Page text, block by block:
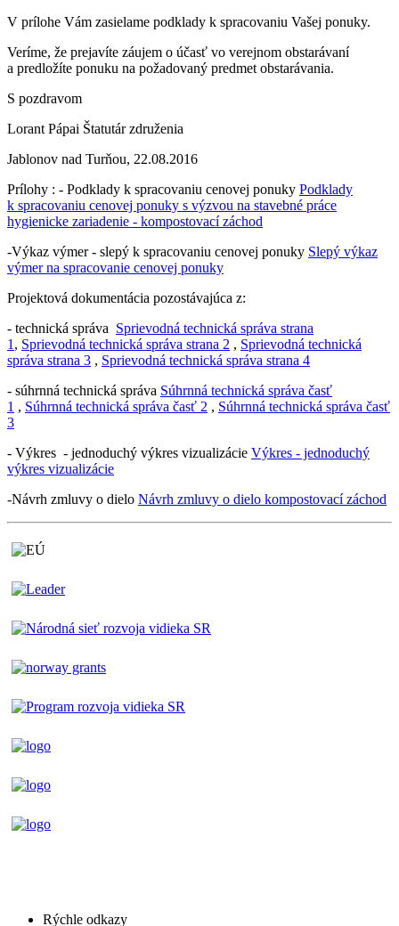
V prílohe Vám zasielame podklady k spracovaniu Vašej ponuky.
Veríme, že prejavíte záujem o účasť vo verejnom obstarávaní
a predložíte ponuku na požadovaný predmet obstarávania.
S pozdravom
Lorant Pápai Štatutár združenia
Jablonov nad Turňou, 22.08.2016
Prílohy : - Podklady k spracovaniu cenovej ponuky Podklady
k spracovaniu cenovej ponuky s výzvou na stavebné práce
hygienicke zariadenie - kompostovací záchod
-Výkaz výmer - slepý k spracovaniu cenovej ponuky Slepý výkaz
výmer na spracovanie cenovej ponuky
Projektová dokumentácia pozostávajúca z:
- technická správa Sprievodná technická správa strana
1 , Sprievodná technická správa strana 2 , Sprievodná technická
správa strana 3 , Sprievodná technická správa strana 4
- súhrnná technická správa Súhrnná technická správa časť
1 , Súhrnná technická správa časť 2 , Súhrnná technická správa časť
3
- Výkres - jednoduchý výkres vizualizácie Výkres - jednoduchý
výkres vizualizácie
-Návrh zmluvy o dielo Návrh zmluvy o dielo kompostovací záchod
Rýchle odkazy